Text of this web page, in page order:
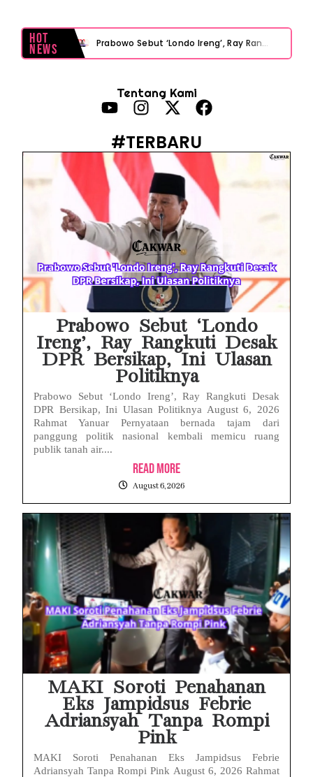
Hot
News Prabowo Sebut ‘Londo Ireng’, Ray Rangkuti Desak DPR Bersikap, Ini Ulasan Politiknya
Baterai Apple Watch Cepat Boros? Ini Penyebab dan Cara Mengatasinya
HP Huawei Cepat Panas? Ini Penyebab Utama dan Cara Mengatasinya
HP Realme Kena Air Tidak Bisa Dicas? Jangan Langsung Charge, Ini Solusinya
Eks Jampidsus Febrie Adriansyah Tersangka Korupsi Asabri Tapi Masih Terima Gaji: Mengapa Begitu?
Tentang Kami
#TERBARU
Prabowo Sebut ‘Londo
Ireng’, Ray Rangkuti Desak
DPR Bersikap, Ini Ulasan
Politiknya
Prabowo Sebut ‘Londo Ireng’, Ray Rangkuti Desak
DPR Bersikap, Ini Ulasan Politiknya August 6, 2026
Rahmat Yanuar Pernyataan bernada tajam dari
panggung politik nasional kembali memicu ruang
publik tanah air....
Read More
August 6, 2026
MAKI Soroti Penahanan
Eks Jampidsus Febrie
Adriansyah Tanpa Rompi
Pink
MAKI Soroti Penahanan Eks Jampidsus Febrie
Adriansyah Tanpa Rompi Pink August 6, 2026 Rahmat